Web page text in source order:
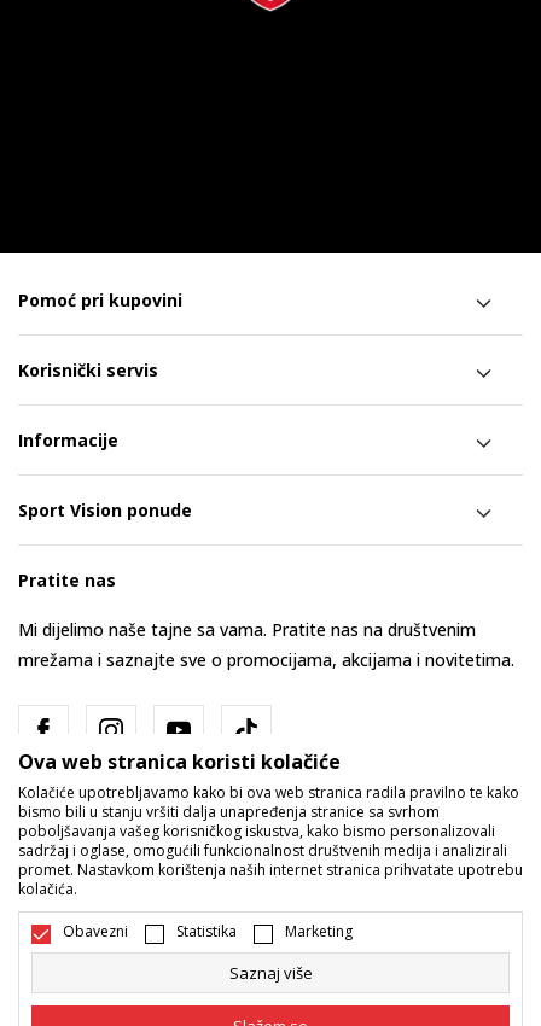
Pomoć pri kupovini
Korisnički servis
Informacije
Sport Vision ponude
Pratite nas
Mi dijelimo naše tajne sa vama. Pratite nas na društvenim
mrežama i saznajte sve o promocijama, akcijama i novitetima.
Bosna i Hercegovina Promijenite
Ova web stranica koristi kolačiće
Kolačiće upotrebljavamo kako bi ova web stranica radila pravilno te kako
bismo bili u stanju vršiti dalja unapređenja stranice sa svrhom
poboljšavanja vašeg korisničkog iskustva, kako bismo personalizovali
sadržaj i oglase, omogućili funkcionalnost društvenih medija i analizirali
promet. Nastavkom korištenja naših internet stranica prihvatate upotrebu
kolačića.
Obavezni Statistika Marketing
Saznaj više